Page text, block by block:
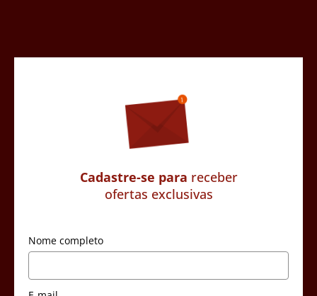
Cadastre-se para receber
ofertas exclusivas
Nome completo